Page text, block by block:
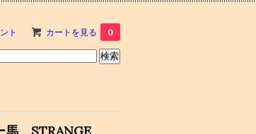
ト カートを見る 0